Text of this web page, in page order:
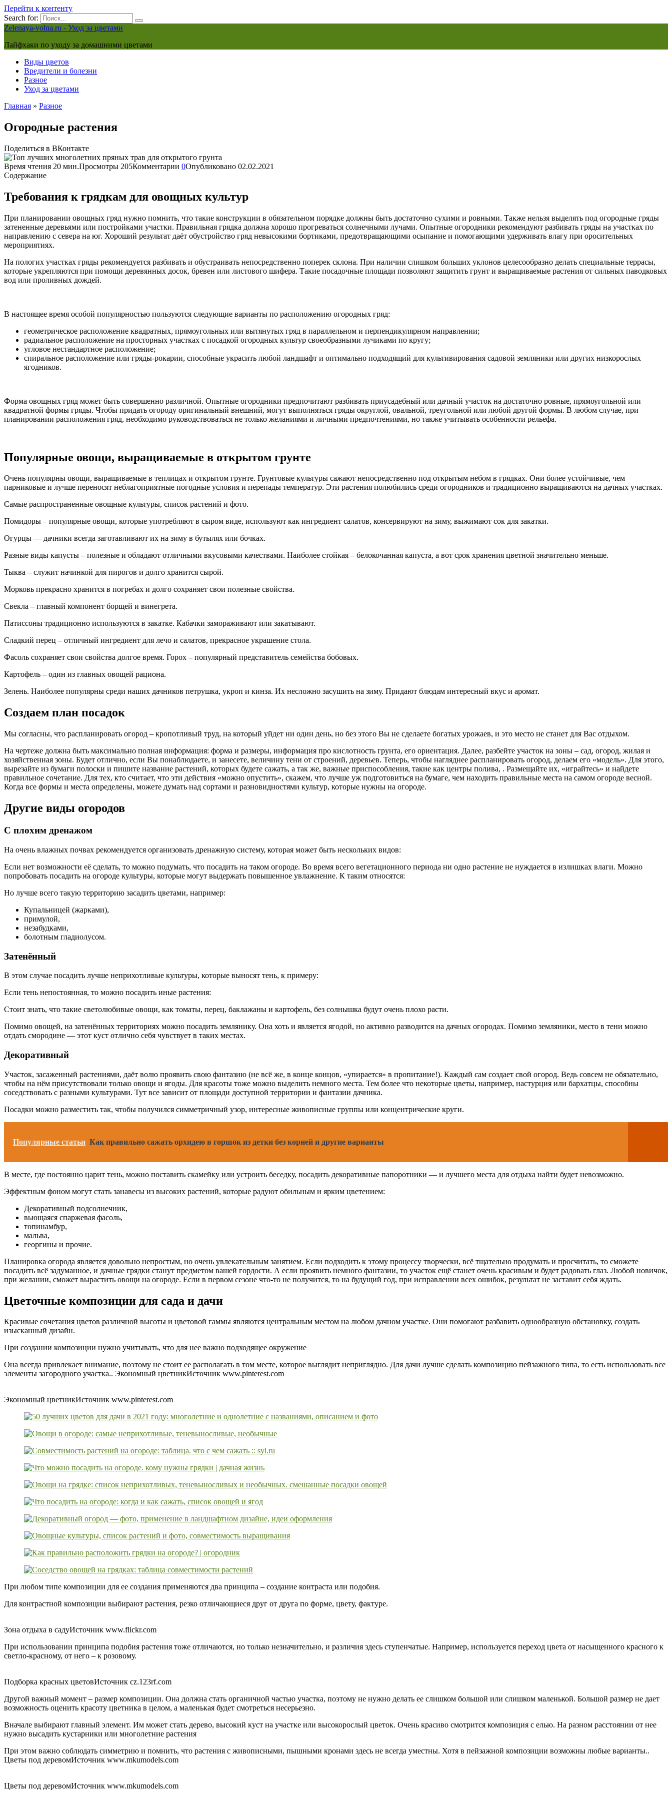
Перейти к контенту
Search for:
Zelenaya-volna.ru - Уход за цветами
Лайфхаки по уходу за домашними цветами
Виды цветов
Вредители и болезни
Разное
Уход за цветами
Главная » Разное
Огородные растения
Поделиться в ВКонтакте
Время чтения 20 мин.Просмотры 205Комментарии 0Опубликовано 02.02.2021
Содержание
Требования к грядкам для овощных культур
При планировании овощных гряд нужно помнить, что такие конструкции в обязательном порядке должны быть достаточно сухими и ровными. Также нельзя выделять под огородные гряды
затененные деревьями или постройками участки. Правильная грядка должна хорошо прогреваться солнечными лучами. Опытные огородники рекомендуют разбивать гряды на участках по
направлению с севера на юг. Хороший результат даёт обустройство гряд невысокими бортиками, предотвращающими осыпание и помогающими удерживать влагу при оросительных
мероприятиях.
На пологих участках гряды рекомендуется разбивать и обустраивать непосредственно поперек склона. При наличии слишком больших уклонов целесообразно делать специальные террасы,
которые укрепляются при помощи деревянных досок, бревен или листового шифера. Такие посадочные площади позволяют защитить грунт и выращиваемые растения от сильных паводковых
вод или проливных дождей.
В настоящее время особой популярностью пользуются следующие варианты по расположению огородных гряд:
геометрическое расположение квадратных, прямоугольных или вытянутых гряд в параллельном и перпендикулярном направлении;
радиальное расположение на просторных участках с посадкой огородных культур своеобразными лучиками по кругу;
угловое нестандартное расположение;
спиральное расположение или гряды-рокарии, способные украсить любой ландшафт и оптимально подходящий для культивирования садовой земляники или других низкорослых
ягодников.
Форма овощных гряд может быть совершенно различной. Опытные огородники предпочитают разбивать приусадебный или дачный участок на достаточно ровные, прямоугольной или
квадратной формы гряды. Чтобы придать огороду оригинальный внешний, могут выполняться гряды округлой, овальной, треугольной или любой другой формы. В любом случае, при
планировании расположения гряд, необходимо руководствоваться не только желаниями и личными предпочтениями, но также учитывать особенности рельефа.
Популярные овощи, выращиваемые в открытом грунте
Очень популярны овощи, выращиваемые в теплицах и открытом грунте. Грунтовые культуры сажают непосредственно под открытым небом в грядках. Они более устойчивые, чем
парниковые и лучше переносят неблагоприятные погодные условия и перепады температур. Эти растения полюбились среди огородников и традиционно выращиваются на дачных участках.
Самые распространенные овощные культуры, список растений и фото.
Помидоры – популярные овощи, которые употребляют в сыром виде, используют как ингредиент салатов, консервируют на зиму, выжимают сок для закатки.
Огурцы — дачники всегда заготавливают их на зиму в бутылях или бочках.
Разные виды капусты – полезные и обладают отличными вкусовыми качествами. Наиболее стойкая – белокочанная капуста, а вот срок хранения цветной значительно меньше.
Тыква – служит начинкой для пирогов и долго хранится сырой.
Морковь прекрасно хранится в погребах и долго сохраняет свои полезные свойства.
Свекла – главный компонент борщей и винегрета.
Патиссоны традиционно используются в закатке. Кабачки замораживают или закатывают.
Сладкий перец – отличный ингредиент для лечо и салатов, прекрасное украшение стола.
Фасоль сохраняет свои свойства долгое время. Горох – популярный представитель семейства бобовых.
Картофель – один из главных овощей рациона.
Зелень. Наиболее популярны среди наших дачников петрушка, укроп и кинза. Их несложно засушить на зиму. Придают блюдам интересный вкус и аромат.
Создаем план посадок
Мы согласны, что распланировать огород – кропотливый труд, на который уйдет ни один день, но без этого Вы не сделаете богатых урожаев, и это место не станет для Вас отдыхом.
На чертеже должна быть максимально полная информация: форма и размеры, информация про кислотность грунта, его ориентация. Далее, разбейте участок на зоны – сад, огород, жилая и
хозяйственная зоны. Будет отлично, если Вы понаблюдаете, и занесете, величину тени от строений, деревьев. Теперь, чтобы нагляднее распланировать огород, делаем его «модель». Для этого,
вырезайте из бумаги полоски и пишите название растений, которых будете сажать, а так же, важные приспособления, такие как центры полива, . Размещайте их, «играйтесь» и найдете
правильное сочетание. Для тех, кто считает, что эти действия «можно опустить», скажем, что лучше уж подготовиться на бумаге, чем находить правильные места на самом огороде весной.
Когда все формы и места определены, можете думать над сортами и разновидностями культур, которые нужны на огороде.
Другие виды огородов
С плохим дренажом
На очень влажных почвах рекомендуется организовать дренажную систему, которая может быть нескольких видов:
Если нет возможности её сделать, то можно подумать, что посадить на таком огороде. Во время всего вегетационного периода ни одно растение не нуждается в излишках влаги. Можно
попробовать посадить на огороде культуры, которые могут выдержать повышенное увлажнение. К таким относятся:
Но лучше всего такую территорию засадить цветами, например:
Купальницей (жарками),
примулой,
незабудками,
болотным гладиолусом.
Затенённый
В этом случае посадить лучше неприхотливые культуры, которые выносят тень, к примеру:
Если тень непостоянная, то можно посадить иные растения:
Стоит знать, что такие светолюбивые овощи, как томаты, перец, баклажаны и картофель, без солнышка будут очень плохо расти.
Помимо овощей, на затенённых территориях можно посадить землянику. Она хоть и является ягодой, но активно разводится на дачных огородах. Помимо земляники, место в тени можно
отдать смородине — этот куст отлично себя чувствует в таких местах.
Декоративный
Участок, засаженный растениями, даёт волю проявить свою фантазию (не всё же, в конце концов, «упирается» в пропитание!). Каждый сам создает свой огород. Ведь совсем не обязательно,
чтобы на нём присутствовали только овощи и ягоды. Для красоты тоже можно выделить немного места. Тем более что некоторые цветы, например, настурция или бархатцы, способны
соседствовать с разными культурами. Тут все зависит от площади доступной территории и фантазии дачника.
Посадки можно разместить так, чтобы получился симметричный узор, интересные живописные группы или концентрические круги.
Популярные статьи Как правильно сажать орхидею в горшок из детки без корней и другие варианты
В месте, где постоянно царит тень, можно поставить скамейку или устроить беседку, посадить декоративные папоротники — и лучшего места для отдыха найти будет невозможно.
Эффектным фоном могут стать занавесы из высоких растений, которые радуют обильным и ярким цветением:
Декоративный подсолнечник,
вьющаяся спаржевая фасоль,
топинамбур,
мальва,
георгины и прочие.
Планировка огорода является довольно непростым, но очень увлекательным занятием. Если подходить к этому процессу творчески, всё тщательно продумать и просчитать, то сможете
посадить всё задуманное, и дачные грядки станут предметом вашей гордости. А если проявить немного фантазии, то участок ещё станет очень красивым и будет радовать глаз. Любой новичок,
при желании, сможет вырастить овощи на огороде. Если в первом сезоне что-то не получится, то на будущий год, при исправлении всех ошибок, результат не заставит себя ждать.
Цветочные композиции для сада и дачи
Красивые сочетания цветов различной высоты и цветовой гаммы являются центральным местом на любом дачном участке. Они помогают разбавить однообразную обстановку, создать
изысканный дизайн.
При создании композиции нужно учитывать, что для нее важно подходящее окружение
Она всегда привлекает внимание, поэтому не стоит ее располагать в том месте, которое выглядит неприглядно. Для дачи лучше сделать композицию пейзажного типа, то есть использовать все
элементы загородного участка.. Экономный цветникИсточник www.pinterest.com
Экономный цветникИсточник www.pinterest.com
При любом типе композиции для ее создания применяются два принципа – создание контраста или подобия.
Для контрастной композиции выбирают растения, резко отличающиеся друг от друга по форме, цвету, фактуре.
Зона отдыха в садуИсточник www.flickr.com
При использовании принципа подобия растения тоже отличаются, но только незначительно, и различия здесь ступенчатые. Например, используется переход цвета от насыщенного красного к
светло-красному, от него – к розовому.
Подборка красных цветовИсточник cz.123rf.com
Другой важный момент – размер композиции. Она должна стать органичной частью участка, поэтому не нужно делать ее слишком большой или слишком маленькой. Большой размер не дает
возможность оценить красоту цветника в целом, а маленькая будет смотреться несерьезно.
Вначале выбирают главный элемент. Им может стать дерево, высокий куст на участке или высокорослый цветок. Очень красиво смотрится композиция с елью. На разном расстоянии от нее
нужно высадить кустарники или многолетние растения
При этом важно соблюдать симметрию и помнить, что растения с живописными, пышными кронами здесь не всегда уместны. Хотя в пейзажной композиции возможны любые варианты..
Цветы под деревомИсточник www.mkumodels.com
Цветы под деревомИсточник www.mkumodels.com